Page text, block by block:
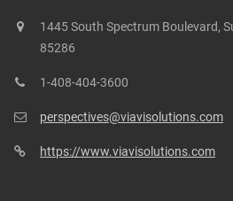
1445 South Spectrum Boulevard,
85286
1-408-404-3600
perspectives@viavisolutions.com
https://www.viavisolutions.com